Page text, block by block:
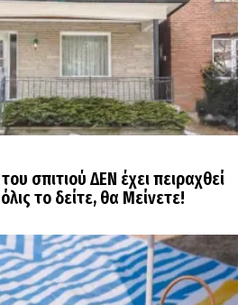
σπιτιού ΔΕΝ έχει πειραχθεί
το δείτε, θα Μείνετε!